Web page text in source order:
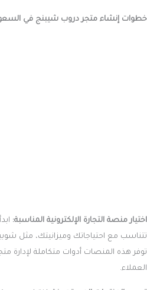
خطوات إنشاء متجر دروب شيبنج في
اختيار منصة التجارة الإلكترونية المناسبة:
تتناسب مع احتياجاتك وميزانيتك، مثل
توفر هذه المنصات أدوات متكاملة لإدارة
العملاء.